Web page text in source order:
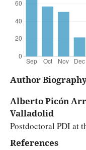
Author
Alberto Picón
Valladolid
Postdoctoral PDI at
References